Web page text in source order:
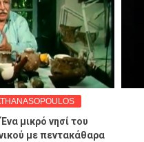
μικρό νησί του
με πεντακάθαρα